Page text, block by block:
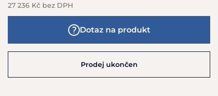
27 236 Kč bez DPH
Dotaz na produkt
Prodej ukončen